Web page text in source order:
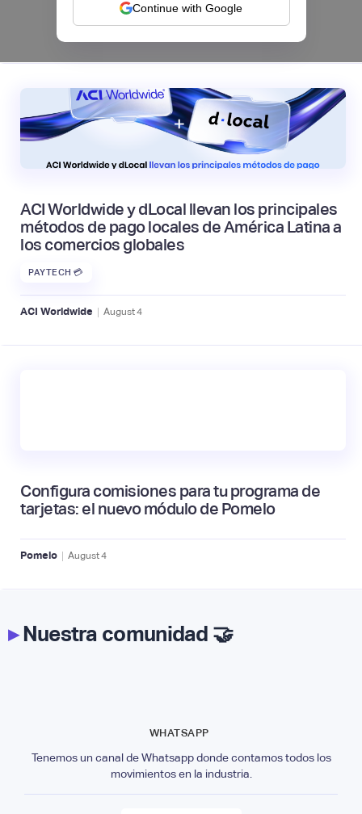
Continue with Google
August6
ACI Worldwide y dLocal llevan los principales
métodos de pago locales de América Latina a
los comercios globales
PAYTECH 💳
ACI Worldwide | August4
Configura comisiones para tu programa de
tarjetas: el nuevo módulo de Pomelo
Pomelo | August4
▸Nuestra comunidad 🤝
WHATSAPP
Tenemos un canal de Whatsapp donde contamos todos los
movimientos en la industria.